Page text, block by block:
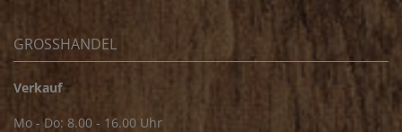
GROSSHANDEL
Verkauf
Mo - Do: 8.00 - 16.00 Uhr